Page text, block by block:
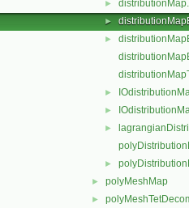
►
►
►
►
►
►
►
► polyMeshMap
►